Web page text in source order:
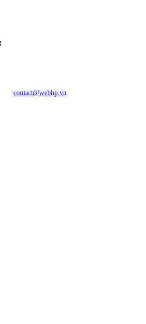
contact@webhp.vn| Hotline: 0989.921.083